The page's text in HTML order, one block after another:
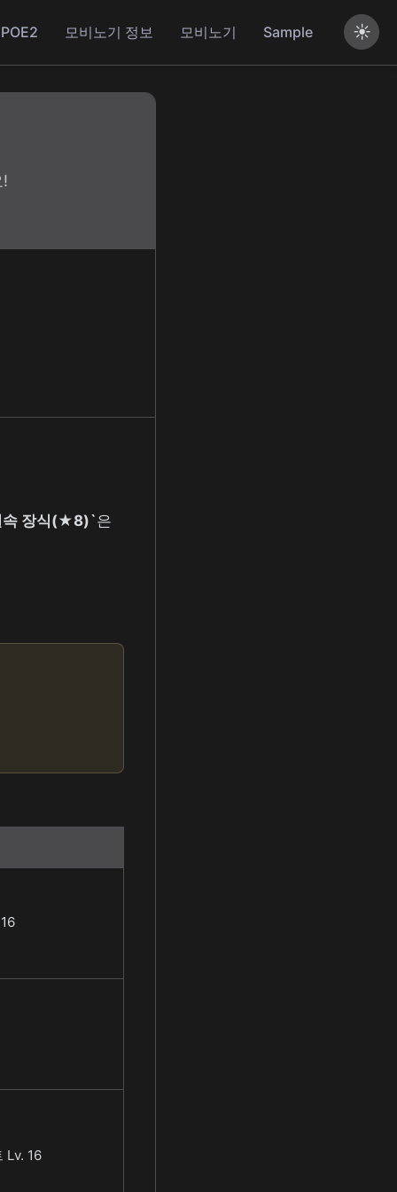
POE2 모비노기 정보 모비노기 Sample ☀️
속 장식(★8)`은
Lv. 16